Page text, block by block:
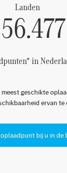
Landen
in
geschikte
ervan
bij u in de